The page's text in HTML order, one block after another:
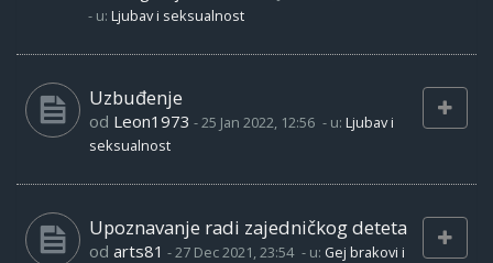
- u: Ljubav i seksualnost
Uzbuđenje
od Leon1973 -25 Jan 2022, 12:56 - u: Ljubav i
seksualnost
Upoznavanje radi zajedničkog deteta
od arts81 -27 Dec 2021, 23:54 - u: Gej brakovi i